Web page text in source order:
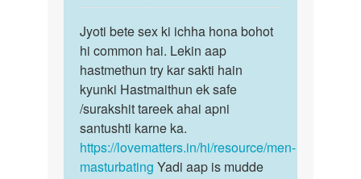
Rajeev
Kumar
reply
to
meri
sex
krne
ki
bahut
lat
h…
Jyoti
bete
sex
ki
ichha
hona…
Jyoti bete sex ki ichha hona bohot
hi common hai. Lekin aap
hastmethun try kar sakti hain
kyunki Hastmaithun ek safe
/surakshit tareek ahai apni
santushti karne ka.
https://lovematters.in/hi/resource/men-
masturbating Yadi aap is mudde